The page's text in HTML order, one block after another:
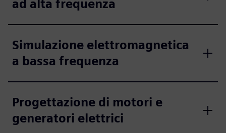
ad alta frequenza
Simulazione elettromagnetica
a bassa frequenza
Progettazione di motori e
generatori elettrici